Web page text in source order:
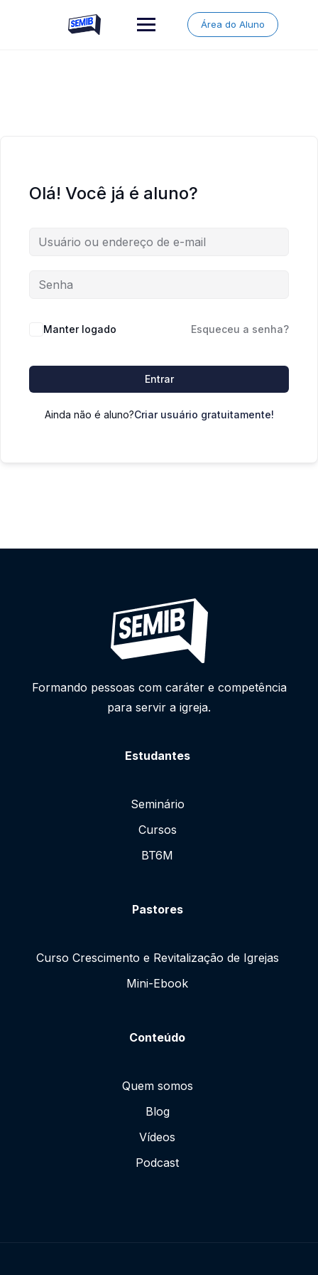
Área do Aluno
Olá! Você já é aluno?
Manter logado Esqueceu a senha?
Entrar
Ainda não é aluno?Criar usuário gratuitamente!
Formando pessoas com caráter e competência
para servir a igreja.
Estudantes
Seminário
Cursos
BT6M
Pastores
Curso Crescimento e Revitalização de Igrejas
Mini-Ebook
Conteúdo
Quem somos
Blog
Vídeos
Podcast